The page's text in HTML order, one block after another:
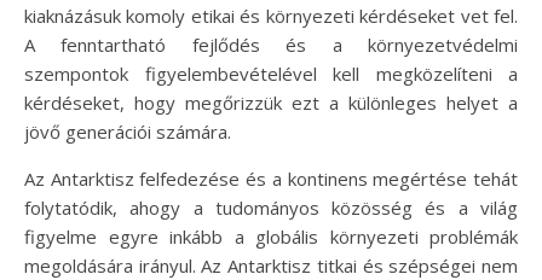
kiaknázásuk komoly etikai és környezeti kérdéseket vet fel.
A fenntartható fejlődés és a környezetvédelmi
szempontok figyelembevételével kell megközelíteni a
kérdéseket, hogy megőrizzük ezt a különleges helyet a
jövő generációi számára.
Az Antarktisz felfedezése és a kontinens megértése tehát
folytatódik, ahogy a tudományos közösség és a világ
figyelme egyre inkább a globális környezeti problémák
megoldására irányul. Az Antarktisz titkai és szépségei nem